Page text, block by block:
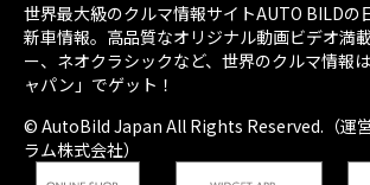
世界最大級のクルマ情報サイトAUTO BILDの
新車情報。高品質なオリジナル動画ビデオ満
ー、ネオクラシックなど、世界のクルマ情報
ャパン」でゲット！
© AutoBild Japan All Rights Reserved.（運
ラム株式会社）